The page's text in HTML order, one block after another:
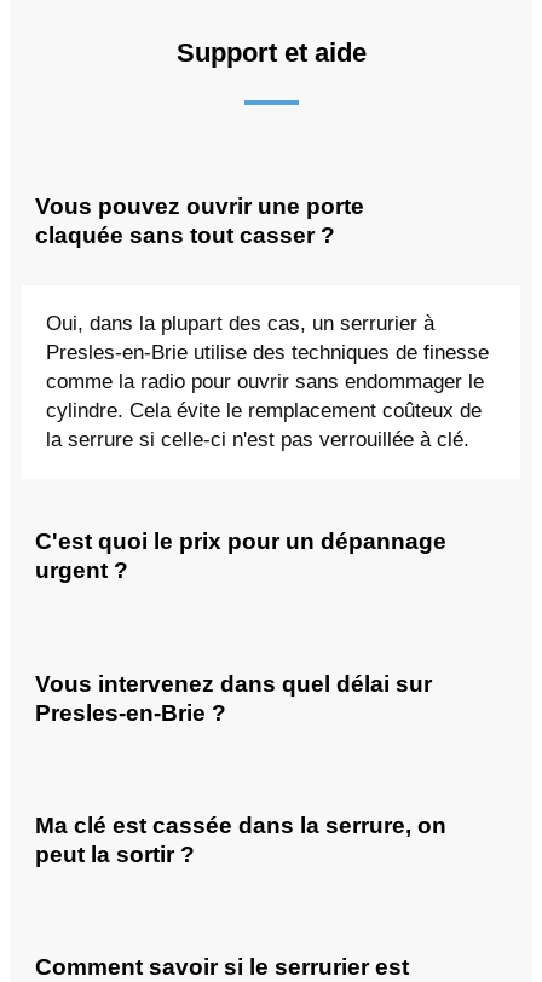
Support et aide
Vous pouvez ouvrir une porte
claquée sans tout casser ?
Oui, dans la plupart des cas, un serrurier à
Presles-en-Brie utilise des techniques de finesse
comme la radio pour ouvrir sans endommager le
cylindre. Cela évite le remplacement coûteux de
la serrure si celle-ci n'est pas verrouillée à clé.
C'est quoi le prix pour un dépannage
urgent ?
Vous intervenez dans quel délai sur
Presles-en-Brie ?
Ma clé est cassée dans la serrure, on
peut la sortir ?
Comment savoir si le serrurier est